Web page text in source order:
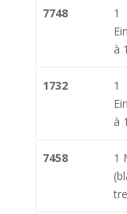
7748
1
à
1732
1
à
7458
1